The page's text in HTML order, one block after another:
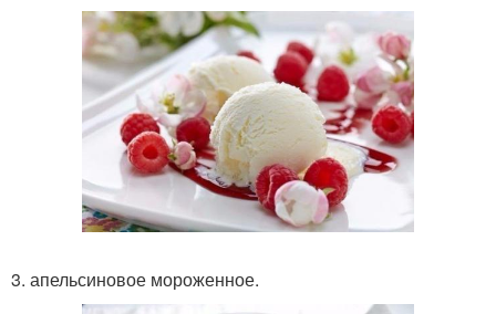
3. апельсиновое мороженное.